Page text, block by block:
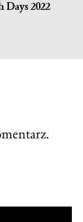
Days 2022